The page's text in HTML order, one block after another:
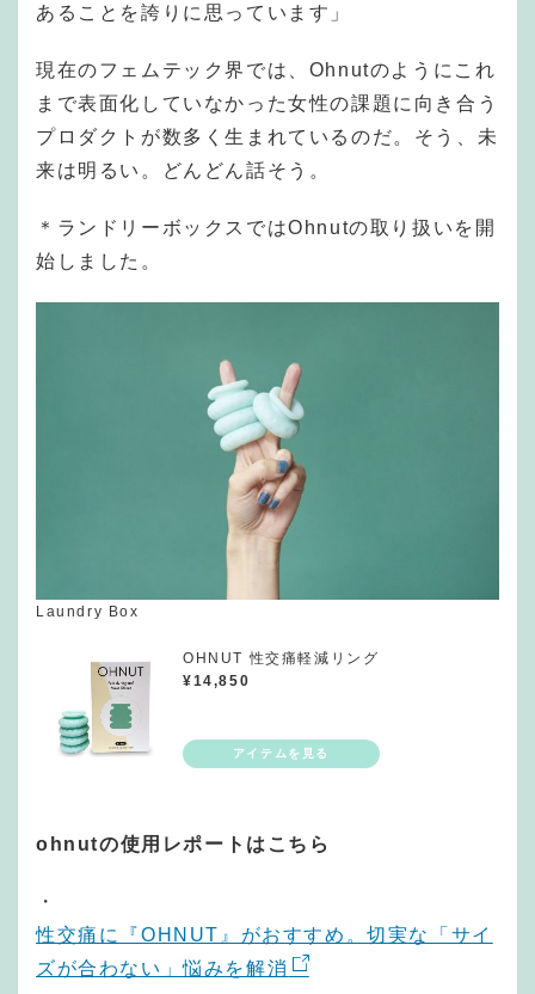
あることを誇りに思っています」
現在のフェムテック界では、Ohnutのようにこれ
まで表面化していなかった女性の課題に向き合う
プロダクトが数多く生まれているのだ。そう、未
来は明るい。どんどん話そう。
＊ランドリーボックスではOhnutの取り扱いを開
始しました。
Laundry Box
OHNUT 性交痛軽減リング
¥14,850
ohnutの使用レポートはこちら
・
性交痛に『OHNUT』がおすすめ。切実な「サイ
ズが合わない」悩みを解消